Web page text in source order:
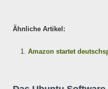
Ähnliche Artikel:
Amazon startet